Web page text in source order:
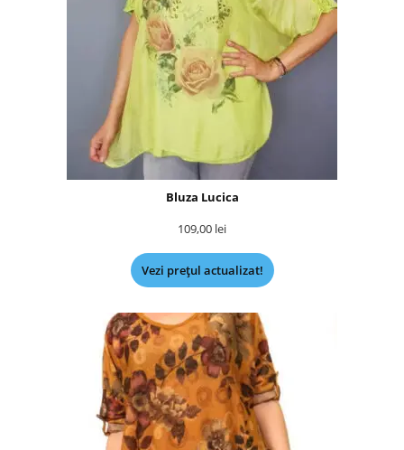
Bluza Lucica
109,00 lei
Vezi prețul actualizat!